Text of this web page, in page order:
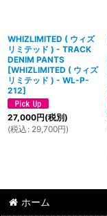
WHIZLIMITED ( ウィズ
リミテッド ) - TRACK
DENIM PANTS
[WHIZLIMITED ( ウィズ
リミテッド ) - WL-P-
212]
27,000円(税別)
(税込 : 29,700円)
ホーム